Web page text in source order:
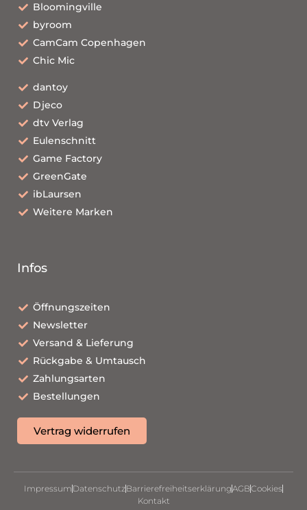
Bloomingville
byroom
CamCam Copenhagen
Chic Mic
dantoy
Djeco
dtv Verlag
Eulenschnitt
Game Factory
GreenGate
ibLaursen
Weitere Marken
Infos
Öffnungszeiten
Newsletter
Versand & Lieferung
Rückgabe & Umtausch
Zahlungsarten
Bestellungen
Vertrag widerrufen
Impressum DatenschutzBarrierefreiheitserklärungAGBCookies
Kontakt